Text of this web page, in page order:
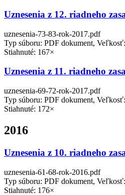
Uznesenia z 12. riadneho
uznesenia-73-83-rok-2017.pdf
Typ súboru: PDF dokument,
Stiahnuté: 167×
Uznesenia z 11. riadneho
uznesenia-69-72-rok-2017.pdf
Typ súboru: PDF dokument,
Stiahnuté: 172×
2016
Uznesenia z 10. riadneho
uznesenia-61-68-rok-2016.pdf
Typ súboru: PDF dokument,
Stiahnuté: 176×